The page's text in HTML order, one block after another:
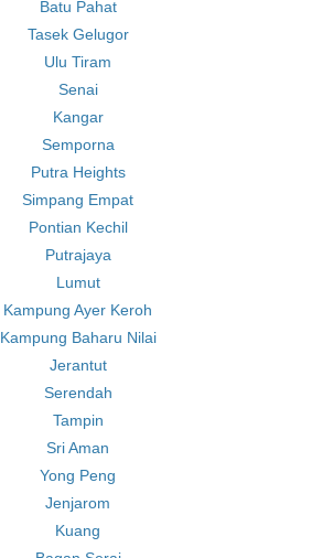
Batu Pahat
Tasek Gelugor
Ulu Tiram
Senai
Kangar
Semporna
Putra Heights
Simpang Empat
Pontian Kechil
Putrajaya
Lumut
Kampung Ayer Keroh
Kampung Baharu Nilai
Jerantut
Serendah
Tampin
Sri Aman
Yong Peng
Jenjarom
Kuang